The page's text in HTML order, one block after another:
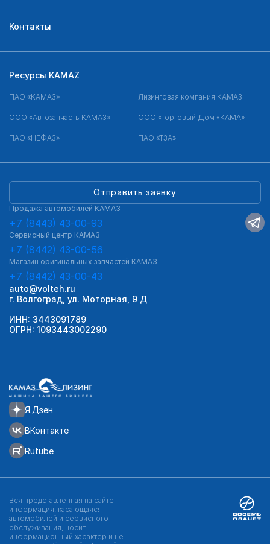
Контакты
Я.Дзен
ВКонтакте
Rutube
Отправить заявку
Продажа автомобилей КАМАЗ
+7 (8443) 43-00-93
Сервисный центр КАМАЗ
+7 (8442) 43-00-56
Магазин оригинальных запчастей КАМАЗ
+7 (8442) 43-00-43
auto@volteh.ru
г. Волгоград, ул. Моторная, 9 Д
ИНН: 3443091789
ОГРН: 1093443002290
Ресурсы KAMAZ
ПАО «КАМАЗ» Лизинговая компания КАМАЗ
ООО «Автозапчасть КАМАЗ» ООО «Торговый Дом «КАМА»
ПАО «НЕФАЗ» ПАО «ТЗА»
Вся представленная на сайте
информация, касающаяся
автомобилей и сервисного
обслуживания, носит
информационный характер и не